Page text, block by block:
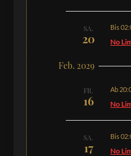
SA.
20
Bis
No
Feb. 2029
FR.
16
Ab
No
SA.
17
Bis
No